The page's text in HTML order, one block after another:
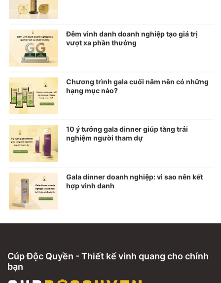
Đêm vinh danh doanh nghiệp tạo giá trị
vượt xa phần thưởng
Chương trình gala cuối năm nên có những
hạng mục nào?
10 ý tưởng gala dinner giúp tăng trải
nghiệm người tham dự
Gala dinner doanh nghiệp: vì sao nên kết
hợp vinh danh
Cúp Độc Quyền - Thiết kế vinh quang cho chính
bạn